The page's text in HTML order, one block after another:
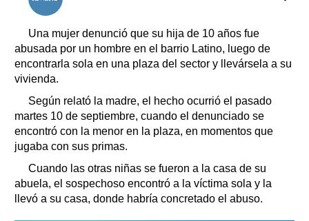
Clasificados
Suplementos
Servicios
Farmacias
Loterías
Datos Útiles
Fúnebres
Teléfonos de urgencia
Una mujer denunció que su hija de 10 años fue
abusada por un hombre en el barrio Latino, luego de
encontrarla sola en una plaza del sector y llevársela a su
vivienda.
Según relató la madre, el hecho ocurrió el pasado
martes 10 de septiembre, cuando el denunciado se
encontró con la menor en la plaza, en momentos que
jugaba con sus primas.
Cuando las otras niñas se fueron a la casa de su
abuela, el sospechoso encontró a la víctima sola y la
llevó a su casa, donde habría concretado el abuso.